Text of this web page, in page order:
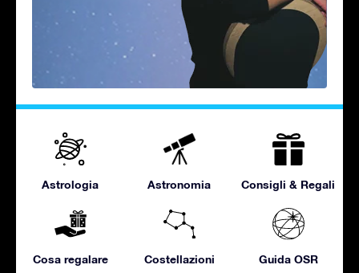
Astrologia Astronomia Consigli & Regali
Cosa regalare Costellazioni Guida OSR